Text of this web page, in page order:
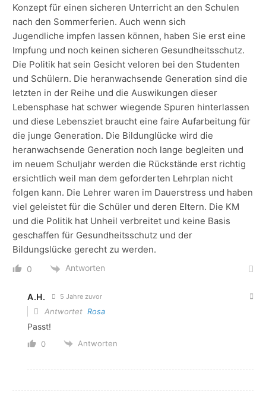
Konzept für einen sicheren Unterricht an den Schulen
nach den Sommerferien. Auch wenn sich
Jugendliche impfen lassen können, haben Sie erst eine
Impfung und noch keinen sicheren Gesundheitsschutz.
Die Politik hat sein Gesicht veloren bei den Studenten
und Schülern. Die heranwachsende Generation sind die
letzten in der Reihe und die Auswikungen dieser
Lebensphase hat schwer wiegende Spuren hinterlassen
und diese Lebensziet braucht eine faire Aufarbeitung für
die junge Generation. Die Bildunglücke wird die
heranwachsende Generation noch lange begleiten und
im neuem Schuljahr werden die Rückstände erst richtig
ersichtlich weil man dem geforderten Lehrplan nicht
folgen kann. Die Lehrer waren im Dauerstress und haben
viel geleistet für die Schüler und deren Eltern. Die KM
und die Politik hat Unheil verbreitet und keine Basis
geschaffen für Gesundheitsschutz und der
Bildungslücke gerecht zu werden.
0 Antworten
A.H. 5 Jahre zuvor
Antwortet Rosa
Passt!
0 Antworten